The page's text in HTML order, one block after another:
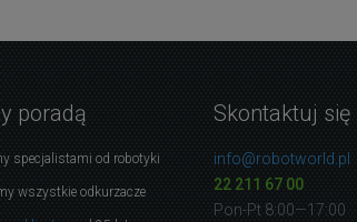
poradą
specjalistami od robotyki
wszystkie odkurzacze
Skontaktuj się
info@robotworld.pl
22 211 67 00
Pon-Pt 8:00—17:00